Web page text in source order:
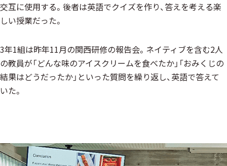
交互に使用する。後者は英語でクイズを作り、答えを考える楽
しい授業だった。
3年1組は昨年11月の関西研修の報告会。ネイティブを含む2人
の教員が「どんな味のアイスクリームを食べたか」「おみくじの
結果はどうだったか」といった質問を繰り返し、英語で答えて
いた。